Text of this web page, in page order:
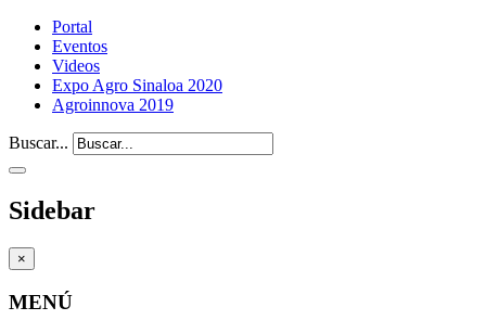
Portal
Eventos
Videos
Expo Agro Sinaloa 2020
Agroinnova 2019
Buscar...
Sidebar
×
MENÚ